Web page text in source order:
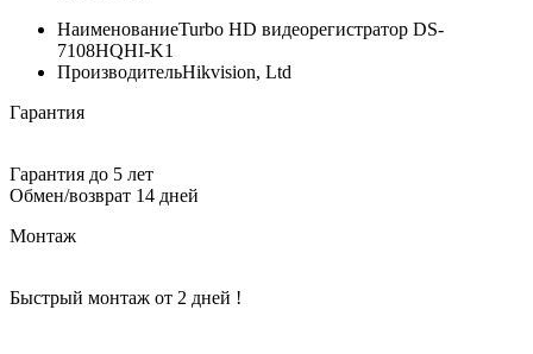
НаименованиеTurbo HD видеорегистратор DS-
7108HQHI-K1
ПроизводительHikvision, Ltd
Гарантия
Гарантия до 5 лет
Обмен/возврат 14 дней
Монтаж
Быстрый монтаж от 2 дней !